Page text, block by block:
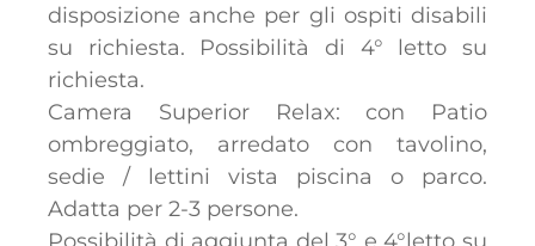
disposizione anche per gli ospiti disabili
su richiesta. Possibilità di 4° letto su
richiesta.
Camera Superior Relax: con Patio
ombreggiato, arredato con tavolino,
sedie / lettini vista piscina o parco.
Adatta per 2-3 persone.